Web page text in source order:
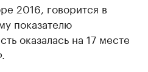
2016, говорится в
показателю
оказалась на 17 месте